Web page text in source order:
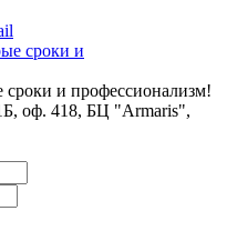
и профессионализм!
оф. 418, БЦ "Armaris",